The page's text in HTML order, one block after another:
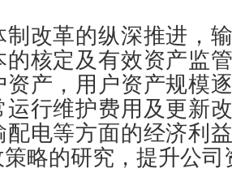
制改革的纵深推进，
的核定及有效资产监
资产，用户资产规模
运行维护费用及更新
配电等方面的经济利
策略的研究，提升公